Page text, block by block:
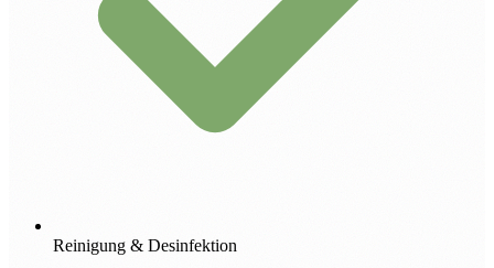
Reinigung & Desinfektion